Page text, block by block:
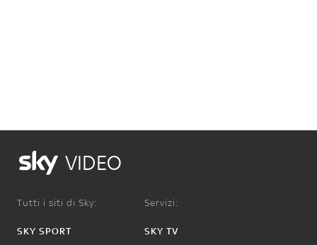
VIDEO
Tutti i siti di Sky:
SKY SPORT
Servizi:
SKY TV